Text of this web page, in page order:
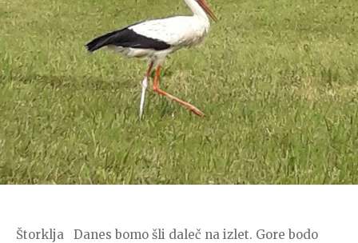
Štorklja Danes bomo šli daleč na izlet. Gore bodo